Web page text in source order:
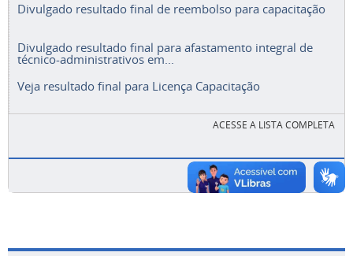
Divulgado resultado final de reembolso para capacitação
Divulgado resultado final para afastamento integral de
técnico-administrativos em...
Veja resultado final para Licença Capacitação
ACESSE A LISTA COMPLETA